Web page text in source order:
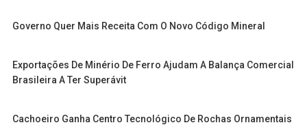
Post
Governo Quer Mais Receita Com O Novo Código Mineral
Exportações De Minério De Ferro Ajudam A Balança Comercial
Brasileira A Ter Superávit
Cachoeiro Ganha Centro Tecnológico De Rochas Ornamentais